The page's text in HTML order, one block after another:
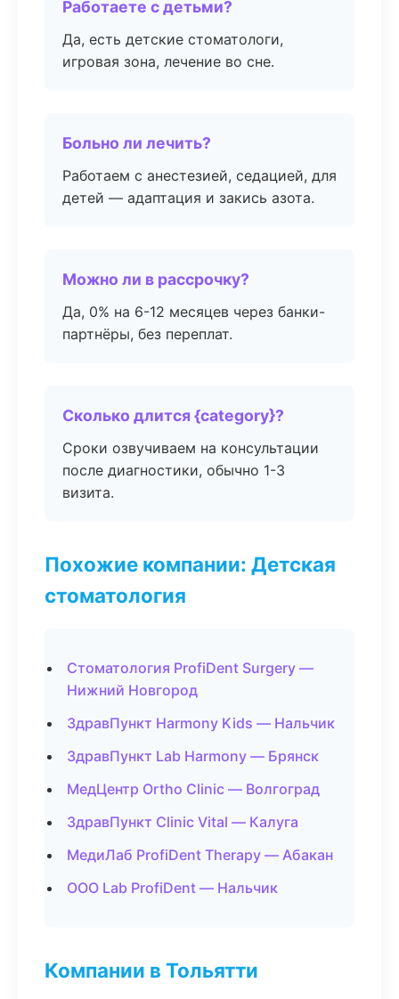
Работаете с детьми?
Да, есть детские стоматологи,
игровая зона, лечение во сне.
Больно ли лечить?
Работаем с анестезией, седацией, для
детей — адаптация и закись азота.
Можно ли в рассрочку?
Да, 0% на 6-12 месяцев через банки-
партнёры, без переплат.
Сколько длится {category}?
Сроки озвучиваем на консультации
после диагностики, обычно 1-3
визита.
Похожие компании: Детская
стоматология
Стоматология ProfiDent Surgery —
Нижний Новгород
ЗдравПункт Harmony Kids — Нальчик
ЗдравПункт Lab Harmony — Брянск
МедЦентр Ortho Clinic — Волгоград
ЗдравПункт Clinic Vital — Калуга
МедиЛаб ProfiDent Therapy — Абакан
ООО Lab ProfiDent — Нальчик
Компании в Тольятти